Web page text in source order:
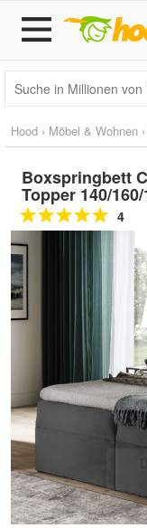
Hood › Möbel & Wohnen ›
Boxspringbett
Topper 140/
4